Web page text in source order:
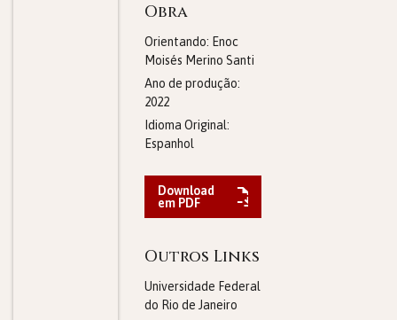
Obra
Orientando: Enoc
Moisés Merino Santi
Ano de produção:
2022
Idioma Original:
Espanhol
Download
em PDF
Outros Links
Universidade Federal
do Rio de Janeiro